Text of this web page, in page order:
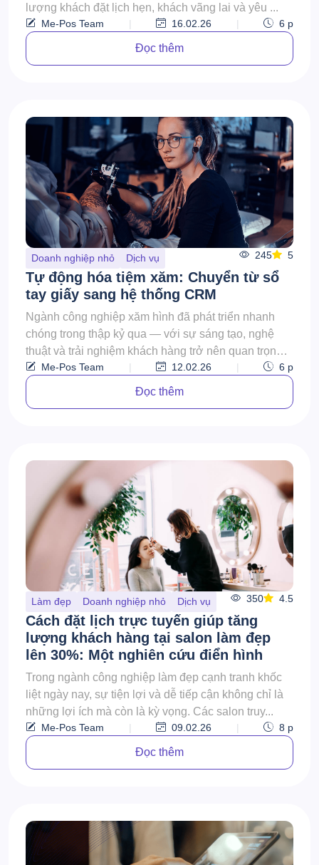
lượng khách đặt lịch hẹn, khách vãng lai và yêu ...
Me-Pos Team | 16.02.26 | 6 p
Đọc thêm
Doanh nghiệp nhỏ Dịch vụ 245 5
Tự động hóa tiệm xăm: Chuyển từ sổ
tay giấy sang hệ thống CRM
Ngành công nghiệp xăm hình đã phát triển nhanh
chóng trong thập kỷ qua — với sự sáng tạo, nghệ
thuật và trải nghiệm khách hàng trở nên quan trọng
hơn ...Me-Pos Team | 12.02.26 | 6 p
Đọc thêm
Làm đẹp Doanh nghiệp nhỏ Dịch vụ 350 4.5
Cách đặt lịch trực tuyến giúp tăng
lượng khách hàng tại salon làm đẹp
lên 30%: Một nghiên cứu điển hình
Trong ngành công nghiệp làm đẹp cạnh tranh khốc
liệt ngày nay, sự tiện lợi và dễ tiếp cận không chỉ là
những lợi ích mà còn là kỳ vọng. Các salon truy...
Me-Pos Team | 09.02.26 | 8 p
Đọc thêm